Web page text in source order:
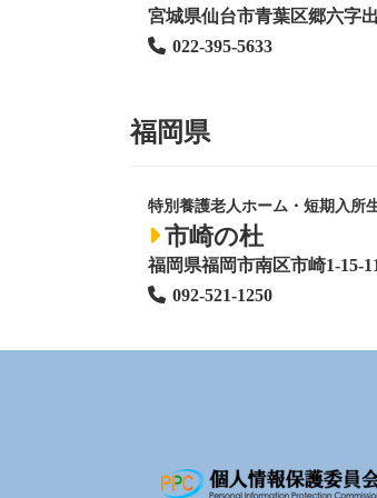
宮城県仙台市青葉区郷六字
022-395-5633
福岡県
特別養護老人ホーム ・短期入所
市崎の杜
福岡県福岡市南区市崎1-15-
092-521-1250